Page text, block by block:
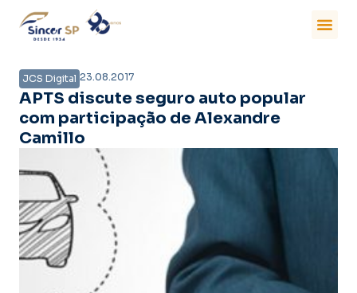
JCS Digital 23.08.2017
APTS discute seguro auto popular
com participação de Alexandre
Camillo